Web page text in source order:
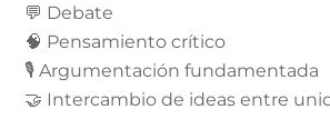
💬 Debate
🧠 Pensamiento crítico
🎙️ Argumentación fundamentada
🤝 Intercambio de ideas entre